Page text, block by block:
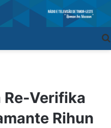
Re-Verifika
Rihun